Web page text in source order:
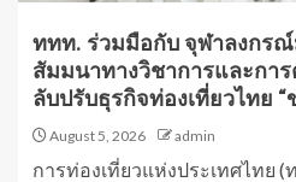
ททท. ร่วมมือกับ จุฬาลงกร
สัมมนาทางวิชาการและกา
ลับปรับธุรกิจท่องเที่ยวไทย
August 5, 2026 admin
การท่องเที่ยวแห่งประเทศไทย